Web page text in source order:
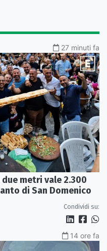
27 minuti fa
metri vale 2.300
di San Domenico
Condividi su:
14 ore fa